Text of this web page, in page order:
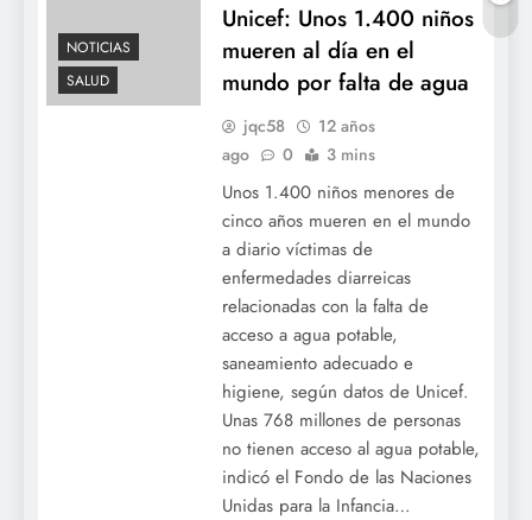
NOTICIAS
SALUD
Unicef: Unos 1.400 niños
mueren al día en el
mundo por falta de agua
jqc58
12 años
ago
0 3 mins
Unos 1.400 niños menores de
cinco años mueren en el mundo
a diario víctimas de
enfermedades diarreicas
relacionadas con la falta de
acceso a agua potable,
saneamiento adecuado e
higiene, según datos de Unicef.
Unas 768 millones de personas
no tienen acceso al agua potable,
indicó el Fondo de las Naciones
Unidas para la Infancia…